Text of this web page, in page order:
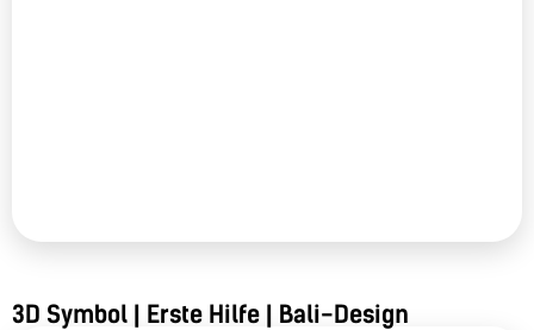
3D Symbol | Erste Hilfe | Bali-Design